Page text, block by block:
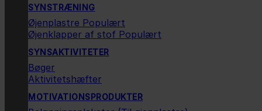
SYNSTRÆNING
Øjenplastre
Øjenklapper af stof
SYNSAKTIVITETER
Bøger
Aktivitetshæfter
MOTIVATIONSPRODUKTER